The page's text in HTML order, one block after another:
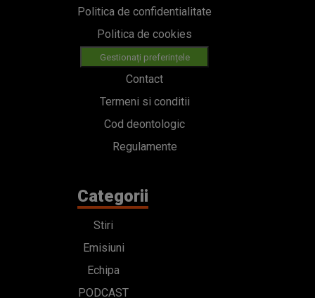
Politica de confidentialitate
Politica de cookies
Gestionați preferințele
Contact
Termeni si conditii
Cod deontologic
Regulamente
Categorii
Stiri
Emisiuni
Echipa
PODCAST